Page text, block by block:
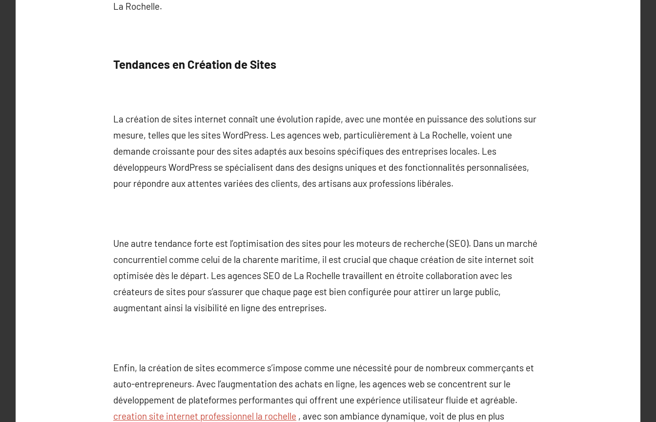
La Rochelle.
Tendances en Création de Sites
La création de sites internet connaît une évolution rapide, avec une montée en puissance des solutions sur
mesure, telles que les sites WordPress. Les agences web, particulièrement à La Rochelle, voient une
demande croissante pour des sites adaptés aux besoins spécifiques des entreprises locales. Les
développeurs WordPress se spécialisent dans des designs uniques et des fonctionnalités personnalisées,
pour répondre aux attentes variées des clients, des artisans aux professions libérales.
Une autre tendance forte est l’optimisation des sites pour les moteurs de recherche (SEO). Dans un marché
concurrentiel comme celui de la charente maritime, il est crucial que chaque création de site internet soit
optimisée dès le départ. Les agences SEO de La Rochelle travaillent en étroite collaboration avec les
créateurs de sites pour s’assurer que chaque page est bien configurée pour attirer un large public,
augmentant ainsi la visibilité en ligne des entreprises.
Enfin, la création de sites ecommerce s’impose comme une nécessité pour de nombreux commerçants et
auto-entrepreneurs. Avec l’augmentation des achats en ligne, les agences web se concentrent sur le
développement de plateformes performantes qui offrent une expérience utilisateur fluide et agréable.
creation site internet professionnel la rochelle , avec son ambiance dynamique, voit de plus en plus